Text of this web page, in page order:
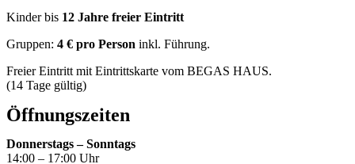
Kinder bis 12 Jahre freier Eintritt
Gruppen: 4 € pro Person inkl. Führung.
Freier Eintritt mit Eintrittskarte vom BEGAS HAUS.
(14 Tage gültig)
Öffnungszeiten
Donnerstags – Sonntags
14:00 – 17:00 Uhr